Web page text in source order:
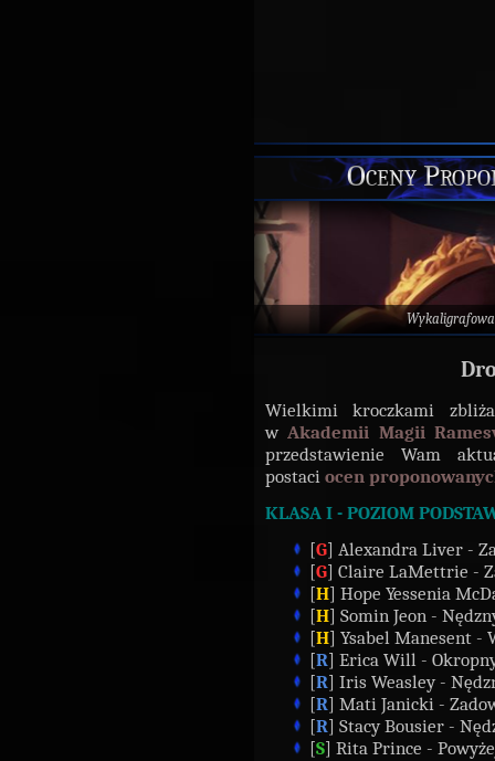
Oceny
Wielkimi kroczkami
wAkademii Magii
przedstawienie Wam
postaci ocen
KLASA I - POZIOM
[G] Alexandra Liver -
[G] Claire LaMettrie -
[H] Hope Yessenia
[H] Somin Jeon -
[H] Ysabel Manesent -
[R] Erica Will -
[R] Iris Weasley -
[R] Mati Janicki -
[R] Stacy Bousier -
[S] Rita Prince -